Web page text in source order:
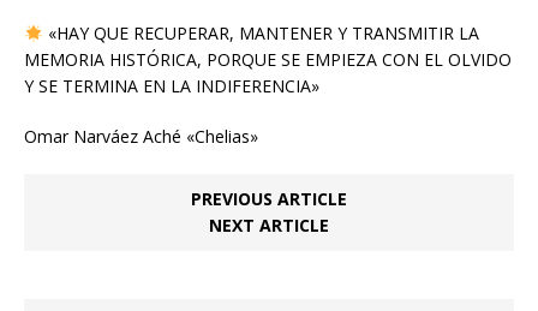
«HAY QUE RECUPERAR, MANTENER Y TRANSMITIR LA
MEMORIA HISTÓRICA, PORQUE SE EMPIEZA CON EL OLVIDO
Y SE TERMINA EN LA INDIFERENCIA»
Omar Narváez Aché «Chelias»
PREVIOUS ARTICLE
NEXT ARTICLE